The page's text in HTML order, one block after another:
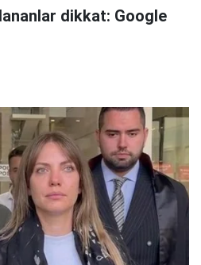
dikkat: Google